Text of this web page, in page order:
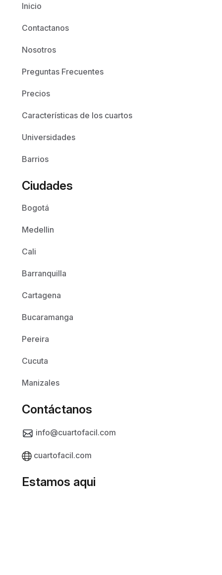
Inicio
Contactanos
Nosotros
Preguntas Frecuentes
Precios
Características de los cuartos
Universidades
Barrios
Ciudades
Bogotá
Medellin
Cali
Barranquilla
Cartagena
Bucaramanga
Pereira
Cucuta
Manizales
Contáctanos
info@cuartofacil.com
cuartofacil.com
Estamos aqui